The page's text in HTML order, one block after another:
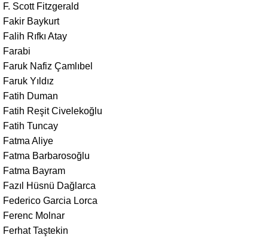
F. Scott Fitzgerald
Fakir Baykurt
Falih Rıfkı Atay
Farabi
Faruk Nafiz Çamlıbel
Faruk Yıldız
Fatih Duman
Fatih Reşit Civelekoğlu
Fatih Tuncay
Fatma Aliye
Fatma Barbarosoğlu
Fatma Bayram
Fazıl Hüsnü Dağlarca
Federico Garcia Lorca
Ferenc Molnar
Ferhat Taştekin